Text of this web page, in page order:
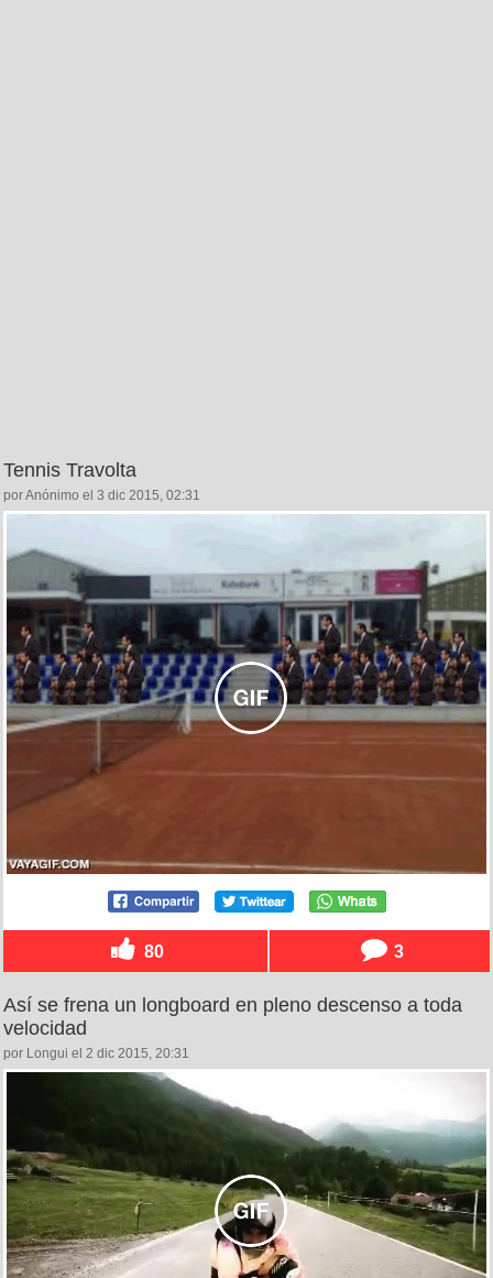
Tennis Travolta
por Anónimo el 3 dic 2015, 02:31
80 3
Así se frena un longboard en pleno descenso a toda
velocidad
por Longui el 2 dic 2015, 20:31